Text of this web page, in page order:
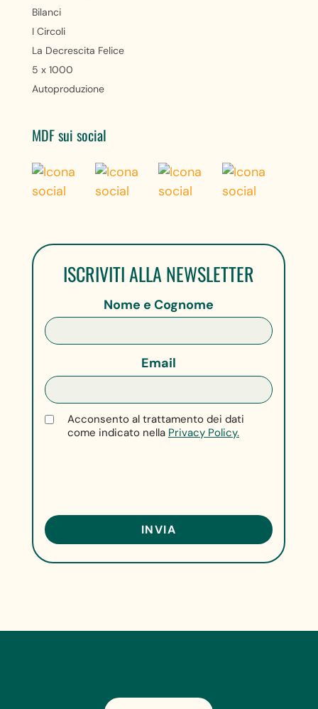
Bilanci
I Circoli
La Decrescita Felice
5 x 1000
Autoproduzione
MDF sui social
ISCRIVITI ALLA NEWSLETTER
Nome e Cognome
Email
Acconsento al trattamento dei dati
come indicato nella Privacy Policy.